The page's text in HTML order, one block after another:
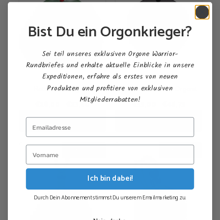
Roter Stern Orgonit
Ursprünglicher
Preis
war:
€28,00
23,80Aktueller
Preis
€23,80.
In den Warenkorb
Hand des Friedens Orgonit
€55,00
Preis
€55,00
Preis
€46,75.
In den Warenkorb
ANGEBOT!
Bist Du ein Orgonkrieger?
Sei teil unseres exklusiven Orgone Warrior-
Rundbriefes und erhalte aktuelle Einblicke in unsere
Expeditionen, erfahre als erstes von neuen
Produkten und profitiere von exklusiven
Mitgliederrabatten!
Ich bin dabei!
Durch Dein Abonnement stimmst Du unserem Emailmarketing zu.